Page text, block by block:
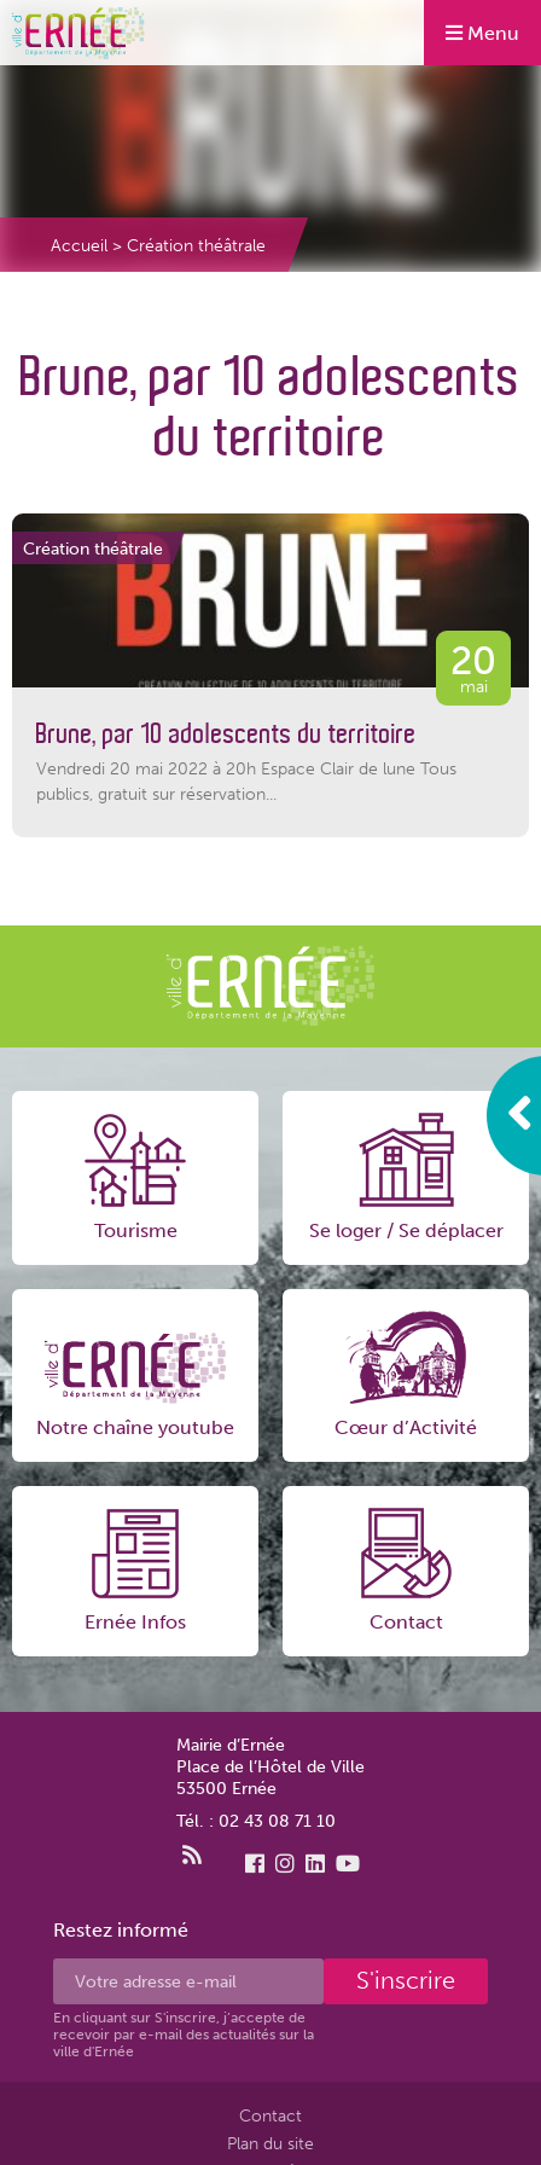
Menu
Accueil > Création théâtrale
Brune, par 10 adolescents
du territoire
Création théâtrale
20
mai
Brune, par 10 adolescents du territoire
Vendredi 20 mai 2022 à 20h Espace Clair de lune Tous
publics, gratuit sur réservation...
Tourisme Se loger / Se déplacer
Notre chaîne youtube Cœur d’Activité
Ernée Infos Contact
Mairie d’Ernée
Place de l’Hôtel de Ville
53500 Ernée
Tél. : 02 43 08 71 10
Restez informé
En cliquant sur S'inscrire, j’accepte de
recevoir par e-mail des actualités sur la
ville d'Ernée
S'inscrire
Contact
Plan du site